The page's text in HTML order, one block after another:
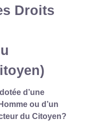
Droits
d’une
ou d’un
du Citoyen?